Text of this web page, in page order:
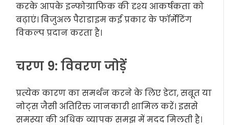
करके आपके इन्फोग्राफिक की दृश्य आकर्षकता को
बढ़ाएं। विजुअल पैराडाइम कई प्रकार के फॉर्मेटिंग
विकल्प प्रदान करता है।
चरण 9: विवरण जोड़ें
प्रत्येक कारण का समर्थन करने के लिए डेटा, सबूत या
नोट्स जैसी अतिरिक्त जानकारी शामिल करें। इससे
समस्या की अधिक व्यापक समझ में मदद मिलती है।